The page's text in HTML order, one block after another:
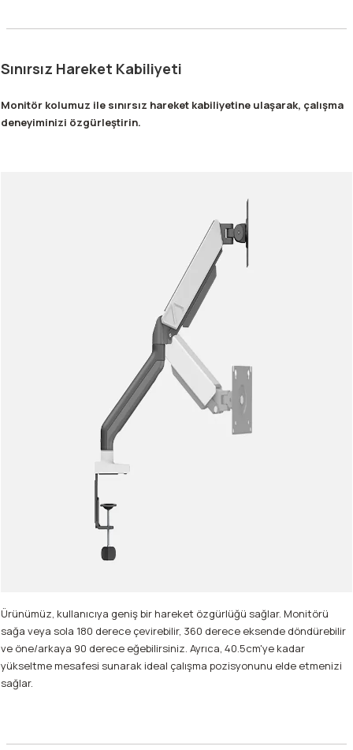
Sınırsız Hareket Kabiliyeti
Monitör kolumuz ile sınırsız hareket kabiliyetine ulaşarak, çalışma
deneyiminizi özgürleştirin.
Ürünümüz, kullanıcıya geniş bir hareket özgürlüğü sağlar. Monitörü
sağa veya sola 180 derece çevirebilir, 360 derece eksende döndürebilir
ve öne/arkaya 90 derece eğebilirsiniz. Ayrıca, 40.5cm'ye kadar
yükseltme mesafesi sunarak ideal çalışma pozisyonunu elde etmenizi
sağlar.